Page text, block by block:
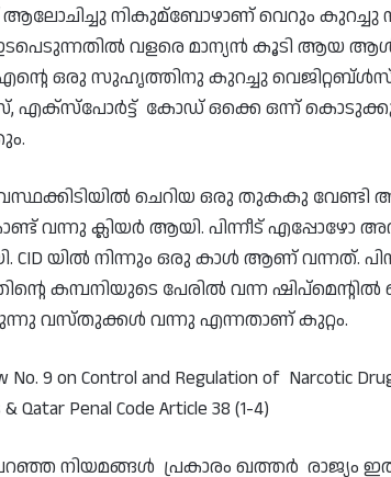
ആലോചിച്ചു നികുമ്ബോഴാണ് വെറും കുറച്ചു
വളരെ മാന്യൻ കൂടി ആയ
ഒരു സുഹൃത്തിനു കുറച്ചു
കോഡ് ഒക്കെ ഒന്ന്
ചെറിയ ഒരു തുകകു വേണ്ടി
വന്നു ക്ലിയർ ആയി. പിന്നീട് എപ്പോഴോ
CID യിൽ നിന്നും ഒരു കാൾ ആണ് വന്നത്.
കമ്പനിയുടെ പേരിൽ വന്ന ഷിപ്മെന്റിൽ
വസ്തുക്കൾ വന്നു എന്നതാണ് കുറ്റം.
No. 9 on Control and Regulation of Narcotic
Qatar Penal Code Article 38 (1-4)
നിയമങ്ങൾ പ്രകാരം ഖത്തർ രാജ്യം